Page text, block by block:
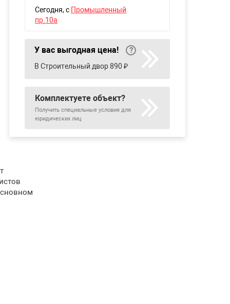
Сегодня, с Промышленный
пр.10а
У вас выгодная цена!
В Строительный двор 890 ₽
Комплектуете объект?
Получить специальные условия для
юридических лиц